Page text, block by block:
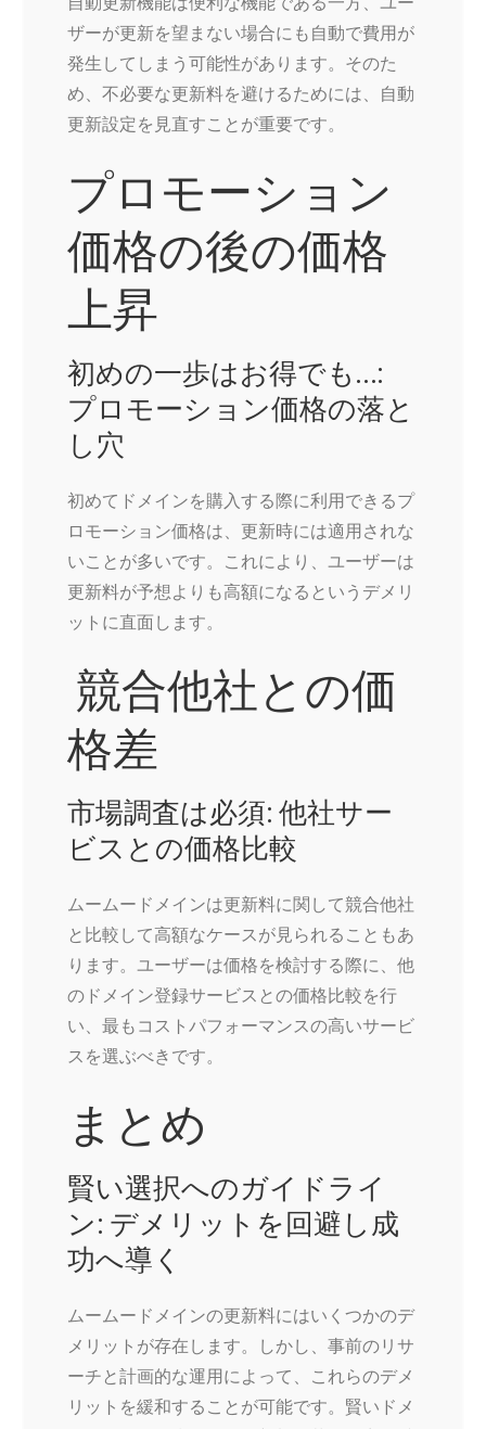
ザーが更新を望まない場合にも自動で費用が
発生してしまう可能性があります。そのた
め、不必要な更新料を避けるためには、自動
更新設定を見直すことが重要です。
プロモーション
価格の後の価格
上昇
初めの一歩はお得でも…:
プロモーション価格の落と
し穴
初めてドメインを購入する際に利用できるプ
ロモーション価格は、更新時には適用されな
いことが多いです。これにより、ユーザーは
更新料が予想よりも高額になるというデメリ
ットに直面します。
競合他社との価
格差
市場調査は必須: 他社サー
ビスとの価格比較
ムームードメインは更新料に関して競合他社
と比較して高額なケースが見られることもあ
ります。ユーザーは価格を検討する際に、他
のドメイン登録サービスとの価格比較を行
い、最もコストパフォーマンスの高いサービ
スを選ぶべきです。
まとめ
賢い選択へのガイドライ
ン: デメリットを回避し成
功へ導く
ムームードメインの更新料にはいくつかのデ
メリットが存在します。しかし、事前のリサ
ーチと計画的な運用によって、これらのデメ
リットを緩和することが可能です。賢いドメ